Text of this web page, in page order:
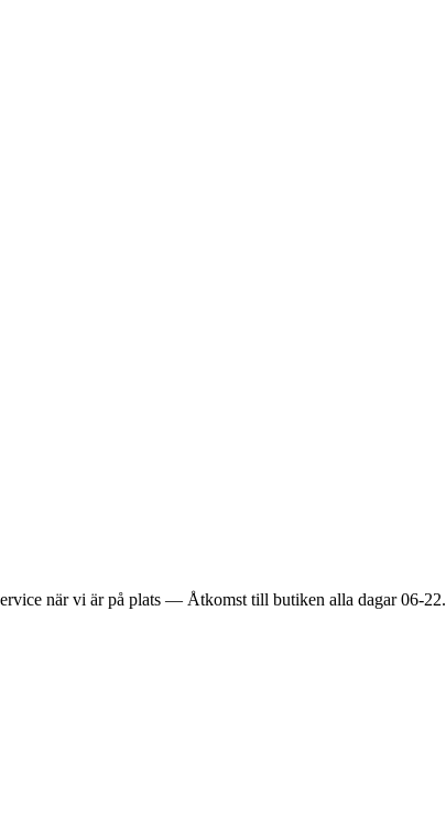
när vi är på plats — Åtkomst till butiken alla dagar 06-22.